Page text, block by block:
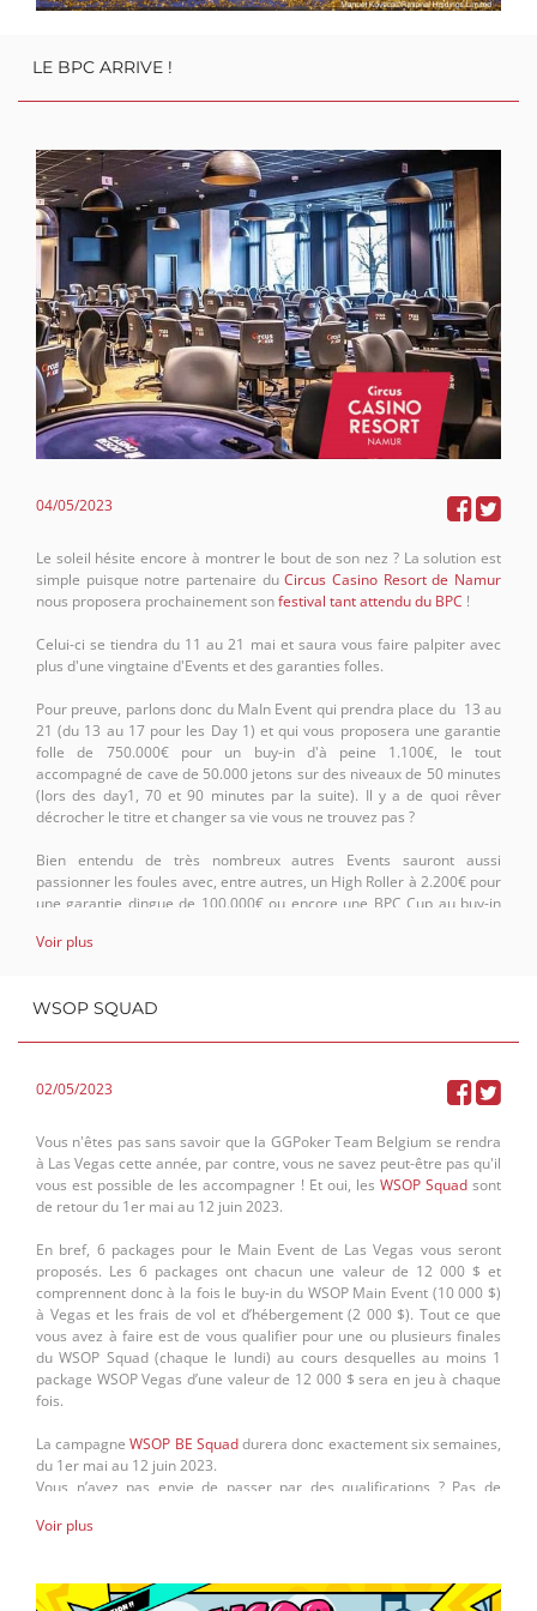
LE BPC ARRIVE !
04/05/2023
Le soleil hésite encore à montrer le bout de son nez ? La solution est
simple puisque notre partenaire duCircus Casino Resort de Namur
nous proposera prochainement sonfestival tant attendu du BPC !
Celui-ci se tiendra du 11 au 21 mai et saura vous faire palpiter avec
plus d'une vingtaine d'Events et des garanties folles.
Pour preuve, parlons donc du MaIn Event qui prendra place du 13 au
21 (du 13 au 17 pour les Day 1) et qui vous proposera une garantie
folle de 750.000€ pour un buy-in d'à peine 1.100€, le tout
accompagné de cave de 50.000 jetons sur des niveaux de 50 minutes
(lors des day1, 70 et 90 minutes par la suite). Il y a de quoi rêver
décrocher le titre et changer sa vie vous ne trouvez pas ?
Bien entendu de très nombreux autres Events sauront aussi
passionner les foules avec, entre autres, un High Roller à 2.200€ pour
une garantie dingue de 100.000€ ou encore une BPC Cup au buy-in
entendu le tant apprécié Mystery Bounty, une épreuve de PLO, des
Voir plus
WSOP SQUAD
02/05/2023
Vous n'êtes pas sans savoir que la GGPoker Team Belgium se rendra
à Las Vegas cette année, par contre, vous ne savez peut-être pas qu'il
vous est possible de les accompagner ! Et oui, les WSOP Squadsont
de retour du 1er mai au 12 juin 2023.
En bref, 6 packages pour le Main Event de Las Vegas vous seront
proposés. Les 6 packages ont chacun une valeur de 12 000 $ et
comprennent donc à la fois le buy-in du WSOP Main Event (10 000 $)
à Vegas et les frais de vol et d’hébergement (2 000 $). Tout ce que
vous avez à faire est de vous qualifier pour une ou plusieurs finales
du WSOP Squad (chaque le lundi) au cours desquelles au moins 1
package WSOP Vegas d’une valeur de 12 000 $ sera en jeu à chaque
fois.
La campagneWSOP BE Squaddurera donc exactement six semaines,
du 1er mai au 12 juin 2023.
Vous n’avez pas envie de passer par des qualifications ? Pas de
belges de GGPoker prêts à payer directement le buy-in de 150$.
Voir plus